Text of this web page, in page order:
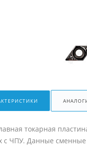
токарная
с ЧПУ. Данные